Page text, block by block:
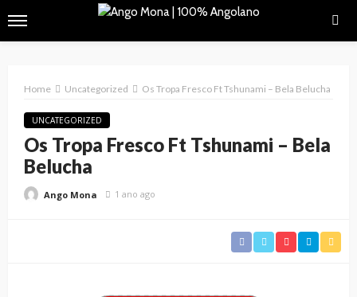
Home Uncategorized Os Tropa Fresco Ft Tshunami – Bela Belucha
UNCATEGORIZED
Os Tropa Fresco Ft Tshunami – Bela
Belucha
Ango Mona 1 ano ago